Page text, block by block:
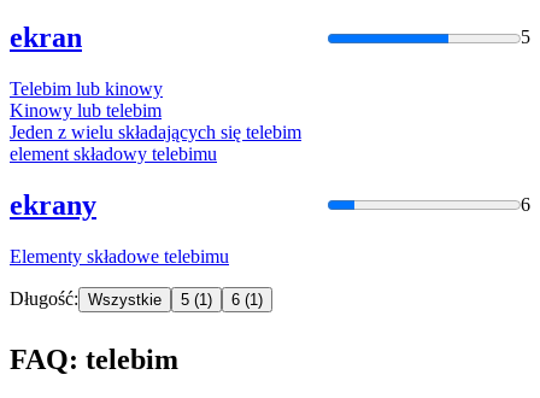
ekran 5
Telebim lub kinowy
Kinowy lub telebim
Jeden z wielu składających się telebim
element składowy telebimu
ekrany 6
Elementy składowe telebimu
Długość: Wszystkie 5 (1) 6 (1)
FAQ: telebim